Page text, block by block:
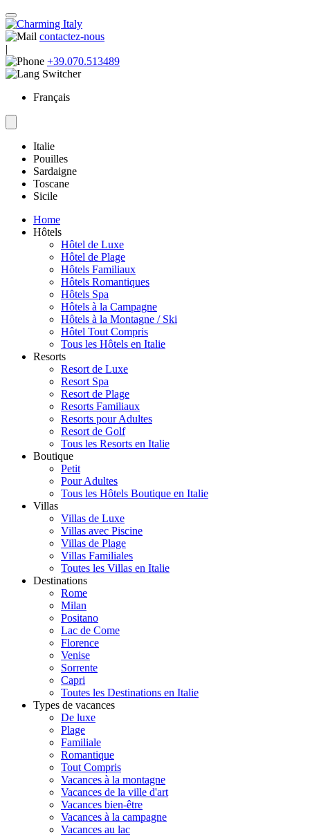
contactez-nous
|
+39.070.513489
Français
Italie
Pouilles
Sardaigne
Toscane
Sicile
Home
Hôtels
Hôtel de Luxe
Hôtel de Plage
Hôtels Familiaux
Hôtels Romantiques
Hôtels Spa
Hôtels à la Campagne
Hôtels à la Montagne / Ski
Hôtel Tout Compris
Tous les Hôtels en Italie
Resorts
Resort de Luxe
Resort Spa
Resort de Plage
Resorts Familiaux
Resorts pour Adultes
Resort de Golf
Tous les Resorts en Italie
Boutique
Petit
Pour Adultes
Tous les Hôtels Boutique en Italie
Villas
Villas de Luxe
Villas avec Piscine
Villas de Plage
Villas Familiales
Toutes les Villas en Italie
Destinations
Rome
Milan
Positano
Lac de Come
Florence
Venise
Sorrente
Capri
Toutes les Destinations en Italie
Types de vacances
De luxe
Plage
Familiale
Romantique
Tout Compris
Vacances à la montagne
Vacances de la ville d'art
Vacances bien-être
Vacances à la campagne
Vacances au lac